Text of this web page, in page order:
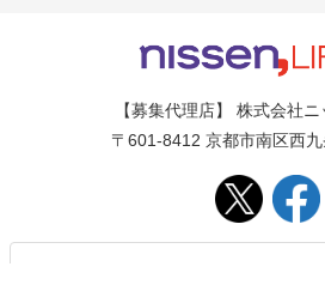
【募集代理店】 株式会社
〒601-8412 京都市南区西